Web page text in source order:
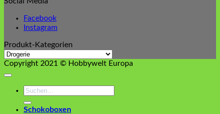
Facebook
Instagram
Produkt-Kategorien
Copyright 2021 © Hobbywelt Europa
Suchen
Schokoboxen